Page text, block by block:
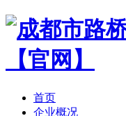
首页
企业概况